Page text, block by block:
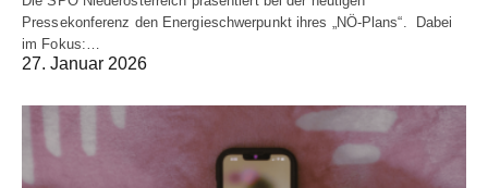
Pressekonferenz den Energieschwerpunkt ihres „NÖ-Plans“. Dabei
im Fokus:…
27. Januar 2026